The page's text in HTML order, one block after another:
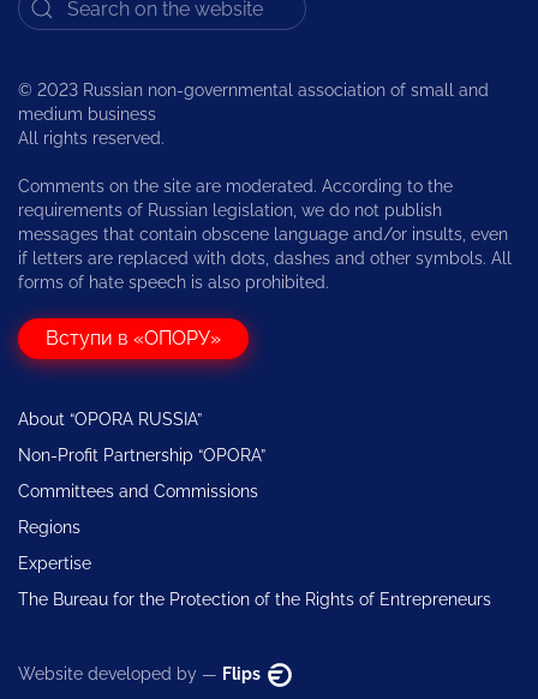
© 2023 Russian non-governmental association of small and
medium business
All rights reserved.
Comments on the site are moderated. According to the
requirements of Russian legislation, we do not publish
messages that contain obscene language and/or insults, even
if letters are replaced with dots, dashes and other symbols. All
forms of hate speech is also prohibited.
Вступи в «ОПОРУ»
About “OPORA RUSSIA”
Non-Profit Partnership “OPORA”
Committees and Commissions
Regions
Expertise
The Bureau for the Protection of the Rights of Entrepreneurs
Website developed by — Flips